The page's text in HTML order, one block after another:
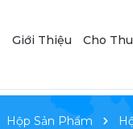
Giới Thiệu Cho
Hộp Sản Phẩm